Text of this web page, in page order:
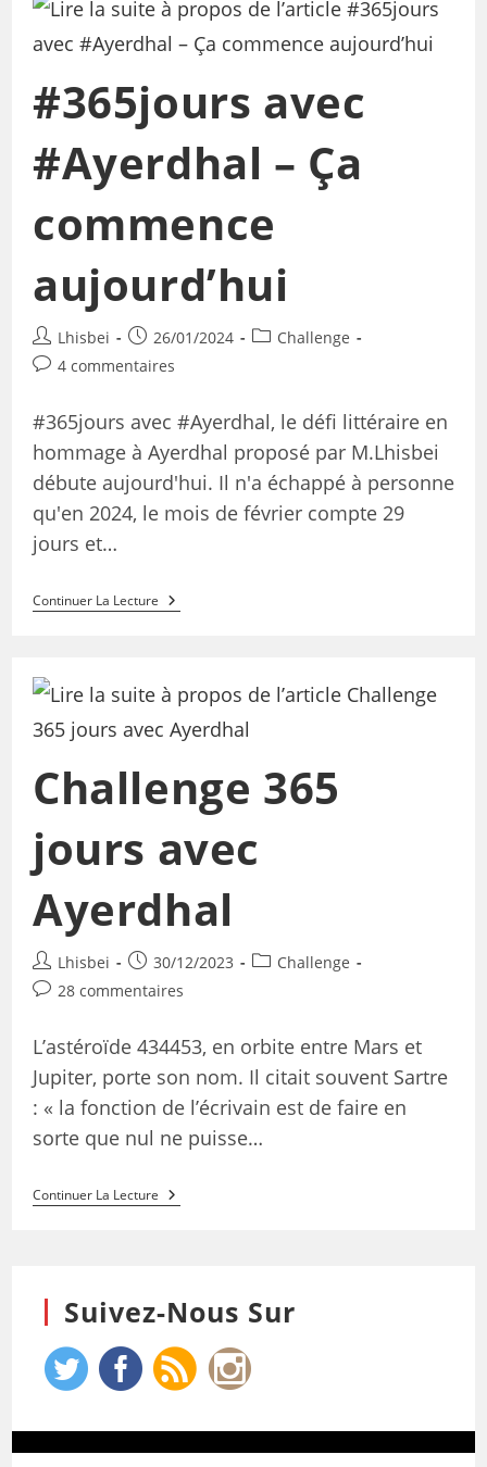
#365jours avec
#Ayerdhal – Ça
commence
aujourd’hui
Lhisbei 26/01/2024
Challenge
4 commentaires
#365jours avec #Ayerdhal, le défi littéraire en
hommage à Ayerdhal proposé par M.Lhisbei
débute aujourd'hui. Il n'a échappé à personne
qu'en 2024, le mois de février compte 29
jours et…
Continuer La Lecture
Challenge 365
jours avec
Ayerdhal
Lhisbei 30/12/2023
Challenge
28 commentaires
L’astéroïde 434453, en orbite entre Mars et
Jupiter, porte son nom. Il citait souvent Sartre
: « la fonction de l’écrivain est de faire en
sorte que nul ne puisse…
Continuer La Lecture
Suivez-Nous Sur